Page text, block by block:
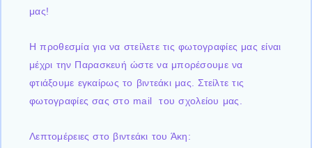
μας!
Η προθεσμία για να στείλετε τις φωτογραφίες μας είναι
μέχρι την Παρασκευή ώστε να μπορέσουμε να
φτιάξουμε εγκαίρως το βιντεάκι μας. Στείλτε τις
φωτογραφίες σας στο mail του σχολείου μας.
Λεπτομέρειες στο βιντεάκι του Άκη: